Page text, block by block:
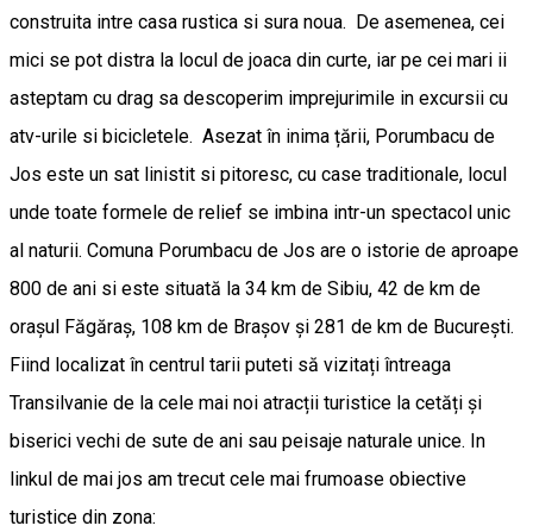
construita intre casa rustica si sura noua. De asemenea, cei
mici se pot distra la locul de joaca din curte, iar pe cei mari ii
asteptam cu drag sa descoperim imprejurimile in excursii cu
atv-urile si bicicletele. Asezat în inima țării, Porumbacu de
Jos este un sat linistit si pitoresc, cu case traditionale, locul
unde toate formele de relief se imbina intr-un spectacol unic
al naturii. Comuna Porumbacu de Jos are o istorie de aproape
800 de ani si este situată la 34 km de Sibiu, 42 de km de
orașul Făgăraș, 108 km de Brașov și 281 de km de București.
Fiind localizat în centrul tarii puteti să vizitați întreaga
Transilvanie de la cele mai noi atracții turistice la cetăți și
biserici vechi de sute de ani sau peisaje naturale unice. In
linkul de mai jos am trecut cele mai frumoase obiective
turistice din zona: